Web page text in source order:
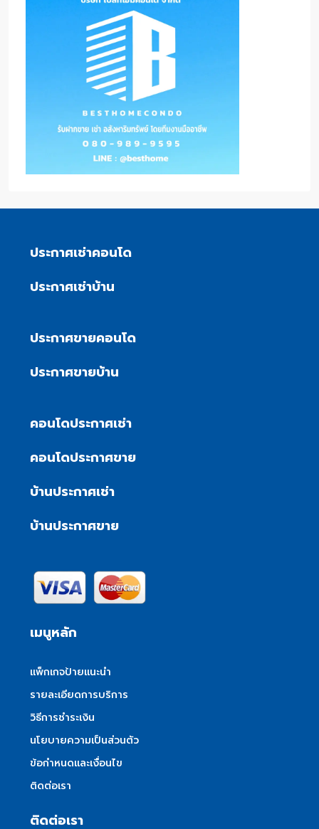
ประกาศเช่าคอนโด
ประกาศเช่าบ้าน
ประกาศขายคอนโด
ประกาศขายบ้าน
คอนโดประกาศเช่า
คอนโดประกาศขาย
บ้านประกาศเช่า
บ้านประกาศขาย
เมนูหลัก
แพ็กเกจป้ายแนะนำ
รายละเอียดการบริการ
วิธีการชำระเงิน
นโยบายความเป็นส่วนตัว
ข้อกำหนดและเงื่อนไข
ติดต่อเรา
ติดต่อเรา